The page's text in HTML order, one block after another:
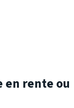
en rente ou